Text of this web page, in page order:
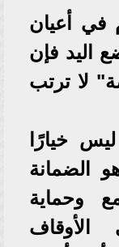
في أعيان
اليد فإن
لا ترتب
خيارًا
الضمانة
وحماية
الأوقاف